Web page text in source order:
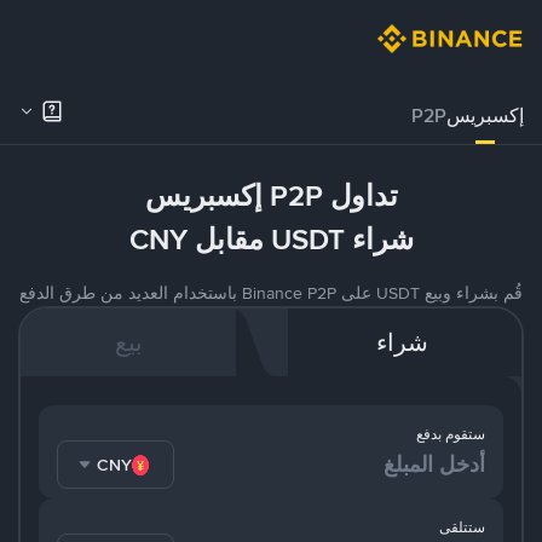
إكسبريسP2P
تداول P2P إكسبريس
شراء USDT مقابل CNY
قُم بشراء وبيع USDT على Binance P2P باستخدام العديد من طرق الدفع
شراء بيع
ستقوم بدفع
CNY
ستتلقى